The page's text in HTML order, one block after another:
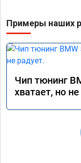
Примеры наших
Чип тюнинг
хватает, но